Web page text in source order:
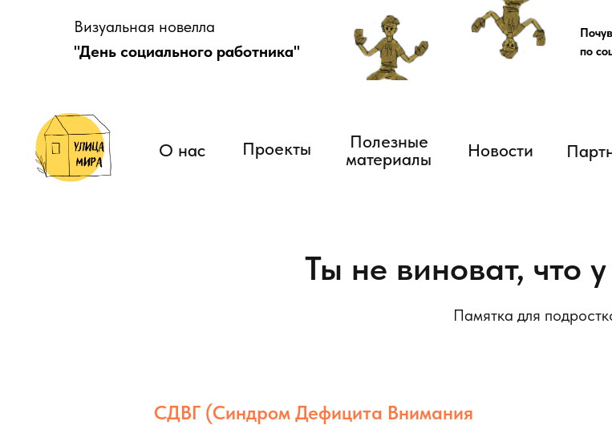
Визуальная новелла
"День социального работника"
по
материалы
Новости
Ты не виноват, что
Памятка для
СДВГ (Синдром Дефицита Внимания